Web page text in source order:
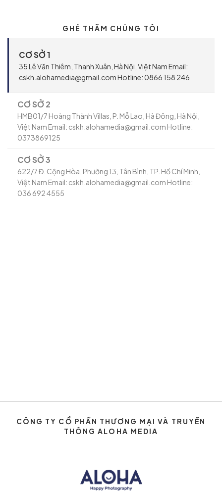
GHÉ THĂM CHÚNG TÔI
CƠ SỞ 1
35 Lê Văn Thiêm, Thanh Xuân, Hà Nội, Việt Nam Email:
cskh.alohamedia@gmail.com Hotline: 0866 158 246
CƠ SỞ 2
HMB01/7 Hoàng Thành Villas, P. Mỗ Lao, Hà Đông, Hà Nội,
Việt Nam Email: cskh.alohamedia@gmail.com Hotline:
0373869125
CƠ SỞ 3
622/7 Đ. Cộng Hòa, Phường 13, Tân Bình, TP. Hồ Chí Minh,
Việt Nam Email: cskh.alohamedia@gmail.com Hotline:
036 692 4555
CÔNG TY CỔ PHẦN THƯƠNG MẠI VÀ TRUYỀN
THÔNG ALOHA MEDIA